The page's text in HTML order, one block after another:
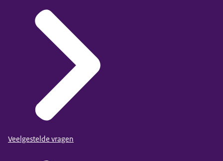
Veelgestelde vragen